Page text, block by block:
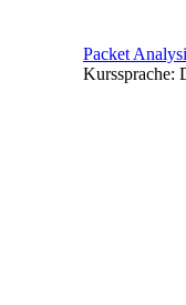
Packet
Kurssprache: